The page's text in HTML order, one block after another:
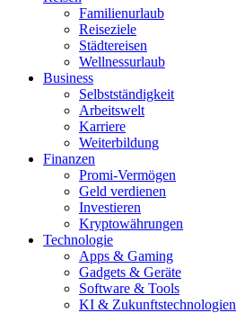
Familienurlaub
Reiseziele
Städtereisen
Wellnessurlaub
Business
Selbstständigkeit
Arbeitswelt
Karriere
Weiterbildung
Finanzen
Promi-Vermögen
Geld verdienen
Investieren
Kryptowährungen
Technologie
Apps & Gaming
Gadgets & Geräte
Software & Tools
KI & Zukunftstechnologien